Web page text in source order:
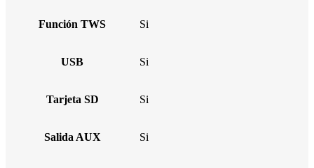
Función TWS Si
USB Si
Tarjeta SD Si
Salida AUX Si